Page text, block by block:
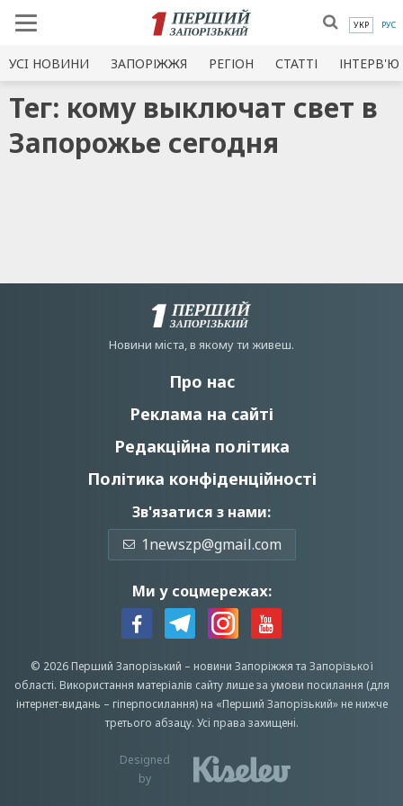
УКР РУС
УСI НОВИНИ ЗАПОРІЖЖЯ РЕГІОН СТАТТІ ІНТЕРВ'Ю
Тег: кому выключат свет в
Запорожье сегодня
Новини мiста, в якому ти живеш.
Про нас
Реклама на сайті
Редакційна політика
Політика конфіденційності
Зв'язатися з нами:
1newszp@gmail.com
Ми у соцмережах:
© 2026 Перший Запорізький – новини Запоріжжята Запорізької
області. Використання матеріалів сайту лише за умови посилання (для
інтернет-видань – гіперпосилання) на «Перший Запорiзький» не нижче
третього абзацу. Усi права захищенi.
Designed
by